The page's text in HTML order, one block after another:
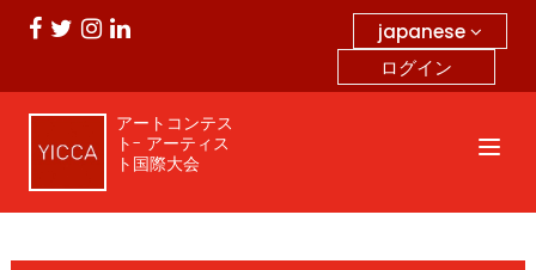
japanese
ログイン
アートコンテス
ト- アーティス
ト国際大会